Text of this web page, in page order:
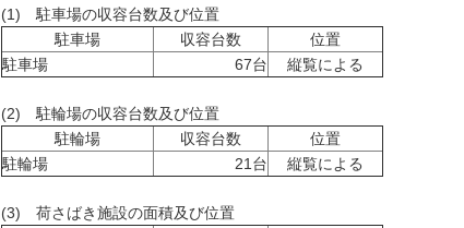
(1) 駐車場の収容台数及び位置
駐車場
収容台数
位置
駐車場
67台 縦覧による
(2) 駐輪場の収容台数及び位置
駐輪場
収容台数
位置
駐輪場
21台 縦覧による
(3) 荷さばき施設の面積及び位置